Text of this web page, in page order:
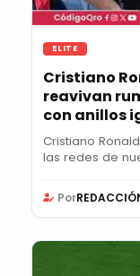
ELITE
Cristiano
reavivan
con anillos
Cristiano
las redes de
Por